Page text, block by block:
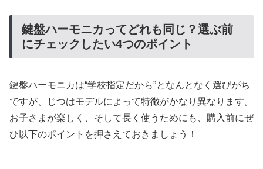
鍵盤ハーモニカってどれも同じ？選ぶ前
にチェックしたい4つのポイント
鍵盤ハーモニカは“学校指定だから”となんとなく選びがち
ですが、じつはモデルによって特徴がかなり異なります。
お子さまが楽しく、そして長く使うためにも、購入前にぜ
ひ以下のポイントを押さえておきましょう！